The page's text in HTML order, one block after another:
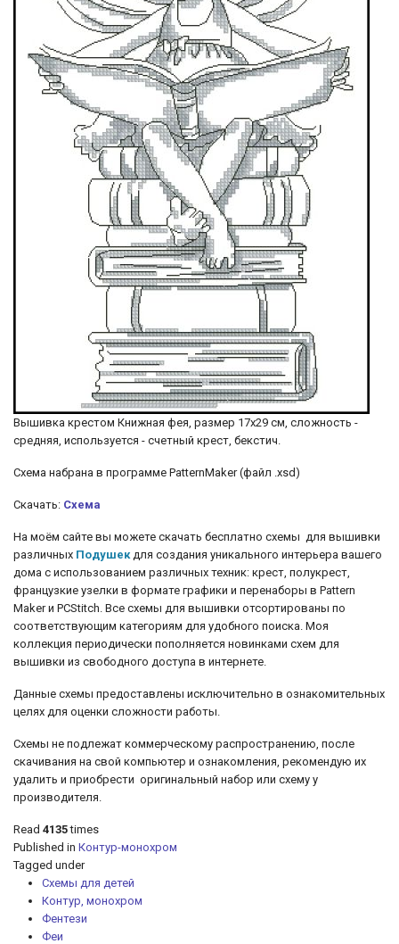
Вышивка крестом Книжная фея, размер 17х29 см, сложность -
средняя, используется - счетный крест, бекстич.
Схема набрана в программе PatternMaker (файл .xsd)
Скачать: Схема
На моём сайте вы можете скачать бесплатно схемы для вышивки
различных Подушекдля создания уникального интерьера вашего
дома с использованием различных техник: крест, полукрест,
французкие узелки в формате графики и перенаборы в Pattern
Maker и PCStitch. Все схемы для вышивки отсортированы по
соответствующим категориям для удобного поиска. Моя
коллекция периодически пополняется новинками схем для
вышивки из свободного доступа в интернете.
Данные схемы предоставлены исключительно в ознакомительных
целях для оценки сложности работы.
Схемы не подлежат коммерческому распространению, после
скачивания на свой компьютер и ознакомления, рекомендую их
удалить и приобрести оригинальный набор или схему у
производителя.
Read 4135times
Published in Контур-монохром
Tagged under
Схемы для детей
Контур, монохром
Фентези
Феи